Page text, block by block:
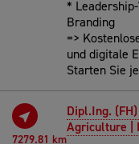
*
Branding
=>
und digitale
Starten Sie
7279.81 km
Dipl.Ing.
Agriculture |